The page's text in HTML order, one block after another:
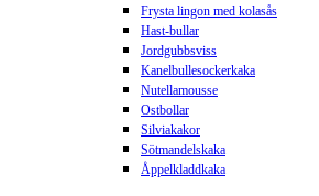
Frysta lingon med kolasås
Hast-bullar
Jordgubbsviss
Kanelbullesockerkaka
Nutellamousse
Ostbollar
Silviakakor
Sötmandelskaka
Åppelkladdkaka